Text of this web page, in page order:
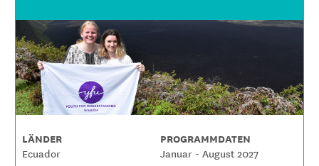
LÄNDER PROGRAMMDATEN
Ecuador Januar - August 2027